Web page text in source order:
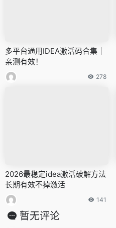
多平台通用IDEA激活码合集｜
亲测有效！
278
2026最稳定idea激活破解方法
长期有效不掉激活
141
暂无评论